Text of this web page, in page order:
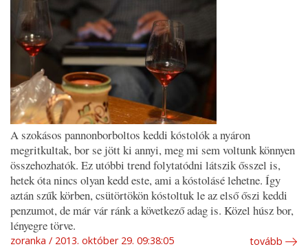
A szokásos pannonborboltos keddi kóstolók a nyáron
megritkultak, bor se jött ki annyi, meg mi sem voltunk könnyen
összehozhatók. Ez utóbbi trend folytatódni látszik ősszel is,
hetek óta nincs olyan kedd este, ami a kóstolásé lehetne. Így
aztán szűk körben, csütörtökön kóstoltuk le az első őszi keddi
penzumot, de már vár ránk a következő adag is. Közel húsz bor,
lényegre törve.
zoranka 2013. október 29. 09:38:05 tovább